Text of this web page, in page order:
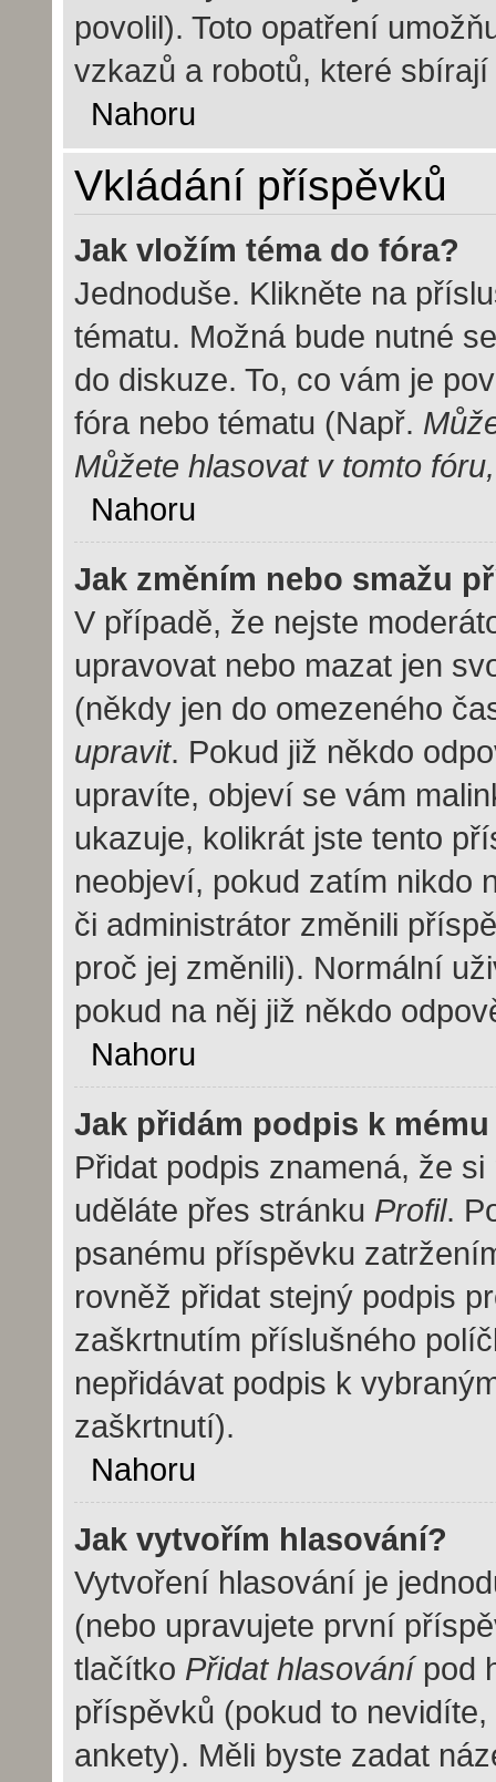
povolil). Toto opatření
vzkazů a robotů, které
Nahoru
Vkládání příspěvků
Jak vložím téma do fóra?
Jednoduše. Klikněte na
tématu. Možná bude nutné
do diskuze. To, co vám je
fóra nebo tématu (Např.
Můžete hlasovat v tomto
Nahoru
Jak změním nebo smažu
V případě, že nejste
upravovat nebo mazat jen
(někdy jen do omezeného
upravit. Pokud již někdo
upravíte, objeví se vám
ukazuje, kolikrát jste tento
neobjeví, pokud zatím nikdo
či administrátor změnili
proč jej změnili). Normální
pokud na něj již někdo
Nahoru
Jak přidám podpis k
Přidat podpis znamená, že
uděláte přes stránku Profil.
psanému příspěvku
rovněž přidat stejný podpis
zaškrtnutím příslušného
nepřidávat podpis k
zaškrtnutí).
Nahoru
Jak vytvořím hlasování?
Vytvoření hlasování je
(nebo upravujete první
tlačítko Přidat hlasovánípod
příspěvků (pokud to
ankety). Měli byste zadat